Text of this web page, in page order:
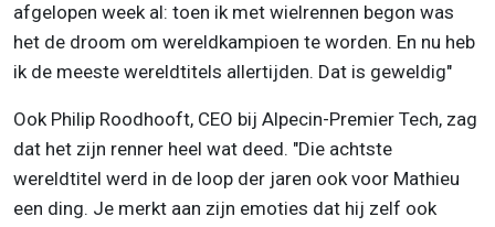
afgelopen week al: toen ik met wielrennen begon was
het de droom om wereldkampioen te worden. En nu heb
ik de meeste wereldtitels allertijden. Dat is geweldig"
Ook Philip Roodhooft, CEO bij Alpecin-Premier Tech, zag
dat het zijn renner heel wat deed. "Die achtste
wereldtitel werd in de loop der jaren ook voor Mathieu
een ding. Je merkt aan zijn emoties dat hij zelf ook